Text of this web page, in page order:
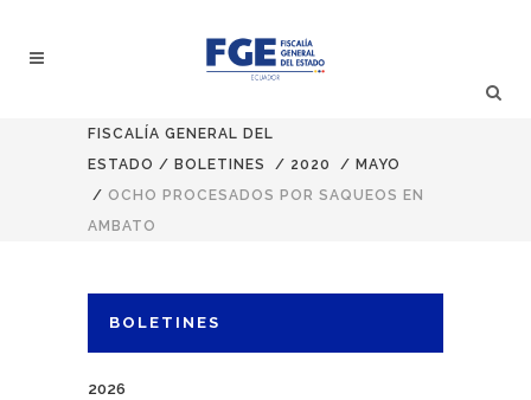
FISCALÍA GENERAL DEL
ESTADO / BOLETINES / 2020 / MAYO
/ OCHO PROCESADOS POR SAQUEOS EN
AMBATO
BOLETINES
2026